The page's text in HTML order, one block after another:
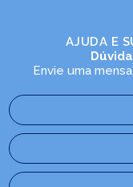
AJUDA E
Envie uma